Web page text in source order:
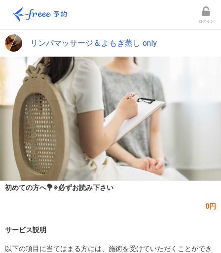
ログイン
リンパマッサージ＆よもぎ蒸し only
初めての方へ💐※必ずお読み下さい
0円
サービス説明
以下の項目に当てはまる方には、施術を受けていただくことができ